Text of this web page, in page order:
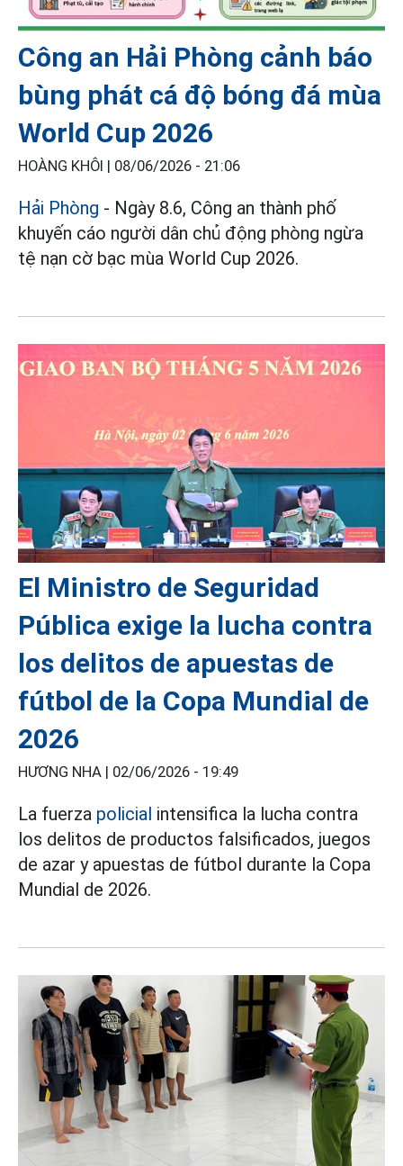
Công an Hải Phòng cảnh báo
bùng phát cá độ bóng đá mùa
World Cup 2026
HOÀNG KHÔI | 08/06/2026 - 21:06
Hải Phòng - Ngày 8.6, Công an thành phố
khuyến cáo người dân chủ động phòng ngừa
tệ nạn cờ bạc mùa World Cup 2026.
El Ministro de Seguridad
Pública exige la lucha contra
los delitos de apuestas de
fútbol de la Copa Mundial de
2026
HƯƠNG NHA | 02/06/2026 - 19:49
La fuerza policial intensifica la lucha contra
los delitos de productos falsificados, juegos
de azar y apuestas de fútbol durante la Copa
Mundial de 2026.